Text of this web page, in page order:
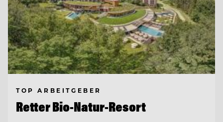
TOP ARBEITGEBER
Retter Bio-Natur-Resort